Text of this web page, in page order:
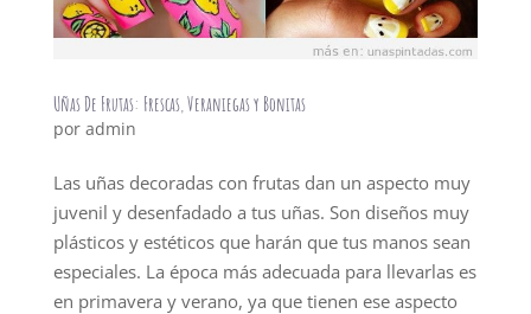
Uñas De Frutas: Frescas, Veraniegas y Bonitas
por admin
Las uñas decoradas con frutas dan un aspecto muy
juvenil y desenfadado a tus uñas. Son diseños muy
plásticos y estéticos que harán que tus manos sean
especiales. La época más adecuada para llevarlas es
en primavera y verano, ya que tienen ese aspecto